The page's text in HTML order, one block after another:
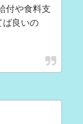
付や食料支
ば良いの